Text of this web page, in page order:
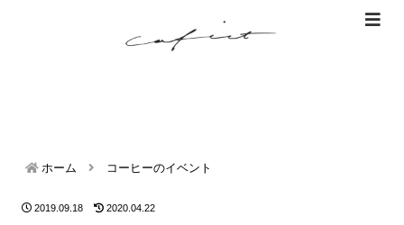
ホーム コーヒーのイベント
2019.09.18 2020.04.22